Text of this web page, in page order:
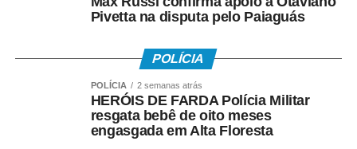
Pivetta na disputa pelo Paiaguás
POLÍCIA
POLÍCIA 2 semanas atrás
HERÓIS DE FARDA Polícia Militar
resgata bebê de oito meses
engasgada em Alta Floresta